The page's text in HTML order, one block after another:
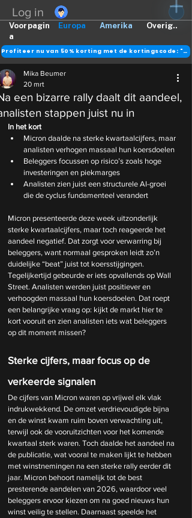
Log in
Europa Amerika Overig..
Voorpagin
a
Profiteer nu van 50% korting met de kortingscode: "DANK"
een bizarre rally daalt dit aandeel,
stappen juist nu in
Mika Beumer
20 mrt
In het kort
Micron daalde na sterke kwartaalcijfers, maar
analisten verhogen massaal hun koersdoelen
Beleggers focussen op risico’s zoals hoge
investeringen en piekmarges
Analisten zien juist een structurele AI-groei
die de cyclus fundamenteel verandert
Micron presenteerde deze week uitzonderlijk
sterke kwartaalcijfers, maar toch reageerde het
aandeel negatief. Dat zorgt voor verwarring bij
beleggers, want normaal gesproken leidt zo’n
duidelijke “beat” juist tot koersstijgingen.
Tegelijkertijd gebeurde er iets opvallends op Wall
Street. Analisten werden juist positiever en
verhoogden massaal hun koersdoelen. Dat roept
een belangrijke vraag op: kijkt de markt hier te
kort vooruit en zien analisten iets wat beleggers
op dit moment missen?
Sterke cijfers, maar focus op de
verkeerde signalen
De cijfers van Micron waren op vrijwel elk vlak
indrukwekkend. De omzet verdrievoudigde bijna
en de winst kwam ruim boven verwachting uit,
terwijl ook de vooruitzichten voor het komende
kwartaal sterk waren. Toch daalde het aandeel na
de publicatie, wat vooral te maken lijkt te hebben
met winstnemingen na een sterke rally eerder dit
jaar. Micron behoort namelijk tot de best
presterende aandelen van 2026, waardoor veel
beleggers ervoor kiezen om na goed nieuws hun
winst veilig te stellen. Daarnaast speelde het